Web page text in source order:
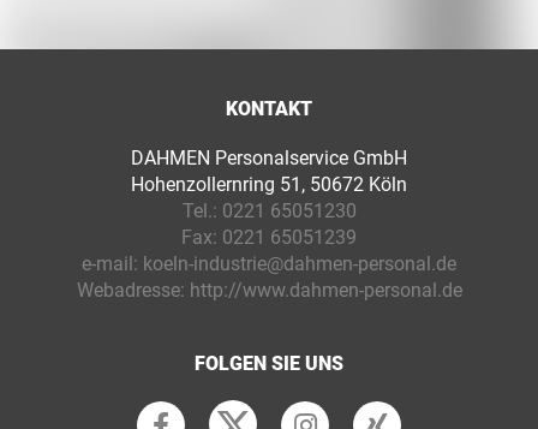
KONTAKT
DAHMEN Personalservice GmbH
Hohenzollernring 51, 50672 Köln
Tel.: 0221 65051230
Fax: 0221 65051239
e-mail: koeln-industrie@dahmen-personal.de
Webadresse: http://www.dahmen-personal.de
FOLGEN SIE UNS